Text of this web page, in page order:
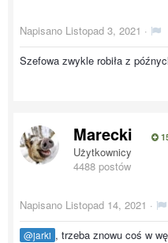
Napisano Listopad 3, 2021 ·
Szefowa zwykle robiła z
Marecki
Użytkownicy
4488 postów
Napisano Listopad 14, 2021 ·
@jarki , trzeba znowu coś w